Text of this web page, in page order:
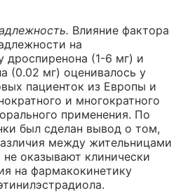
Влияние фактора
на
дроспиренона (1-6 мг) и
(0.02 мг) оценивалось у
пациенток из Европы и
и многократного
применения. По
был сделан вывод о том,
между жительницами
оказывают клинически
на фармакокинетику